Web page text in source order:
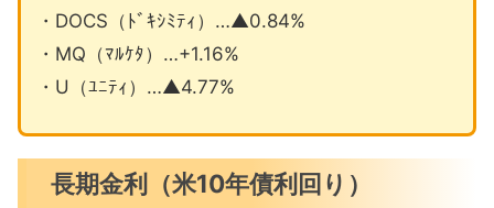
・DOCS（ﾄﾞｷｼﾐﾃｨ）…▲0.84%
・MQ（ﾏﾙｹﾀ）…+1.16%
・U（ﾕﾆﾃｨ）…▲4.77%
長期金利（米10年債利回り）